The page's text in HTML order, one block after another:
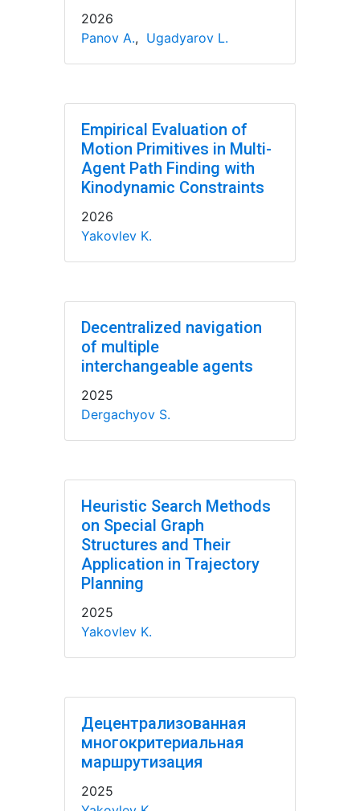
2026
Panov A., Ugadyarov L.
Empirical Evaluation of
Motion Primitives in Multi-
Agent Path Finding with
Kinodynamic Constraints
2026
Yakovlev K.
Decentralized navigation
of multiple
interchangeable agents
2025
Dergachyov S.
Heuristic Search Methods
on Special Graph
Structures and Their
Application in Trajectory
Planning
2025
Yakovlev K.
Децентрализованная
многокритериальная
маршрутизация
2025